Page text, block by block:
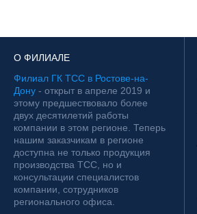
О ФИЛИАЛЕ
Филиал ГК ТСС в Ростове-на-
Дону - открыт в апреле 2019 и
этому предшествовало более
двух десятилетий работы
компании в этом регионе. Теперь
нашим заказчикам в регионе
доступна не только продукция
производства ТСС, но и
консультации специалистов
компании, сотрудников
регионального офиса.